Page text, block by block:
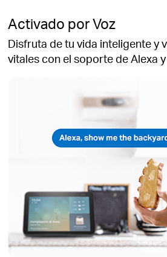
Activado por Voz
Disfruta de tu vida inteligente y
vitales con el soporte de Alexa